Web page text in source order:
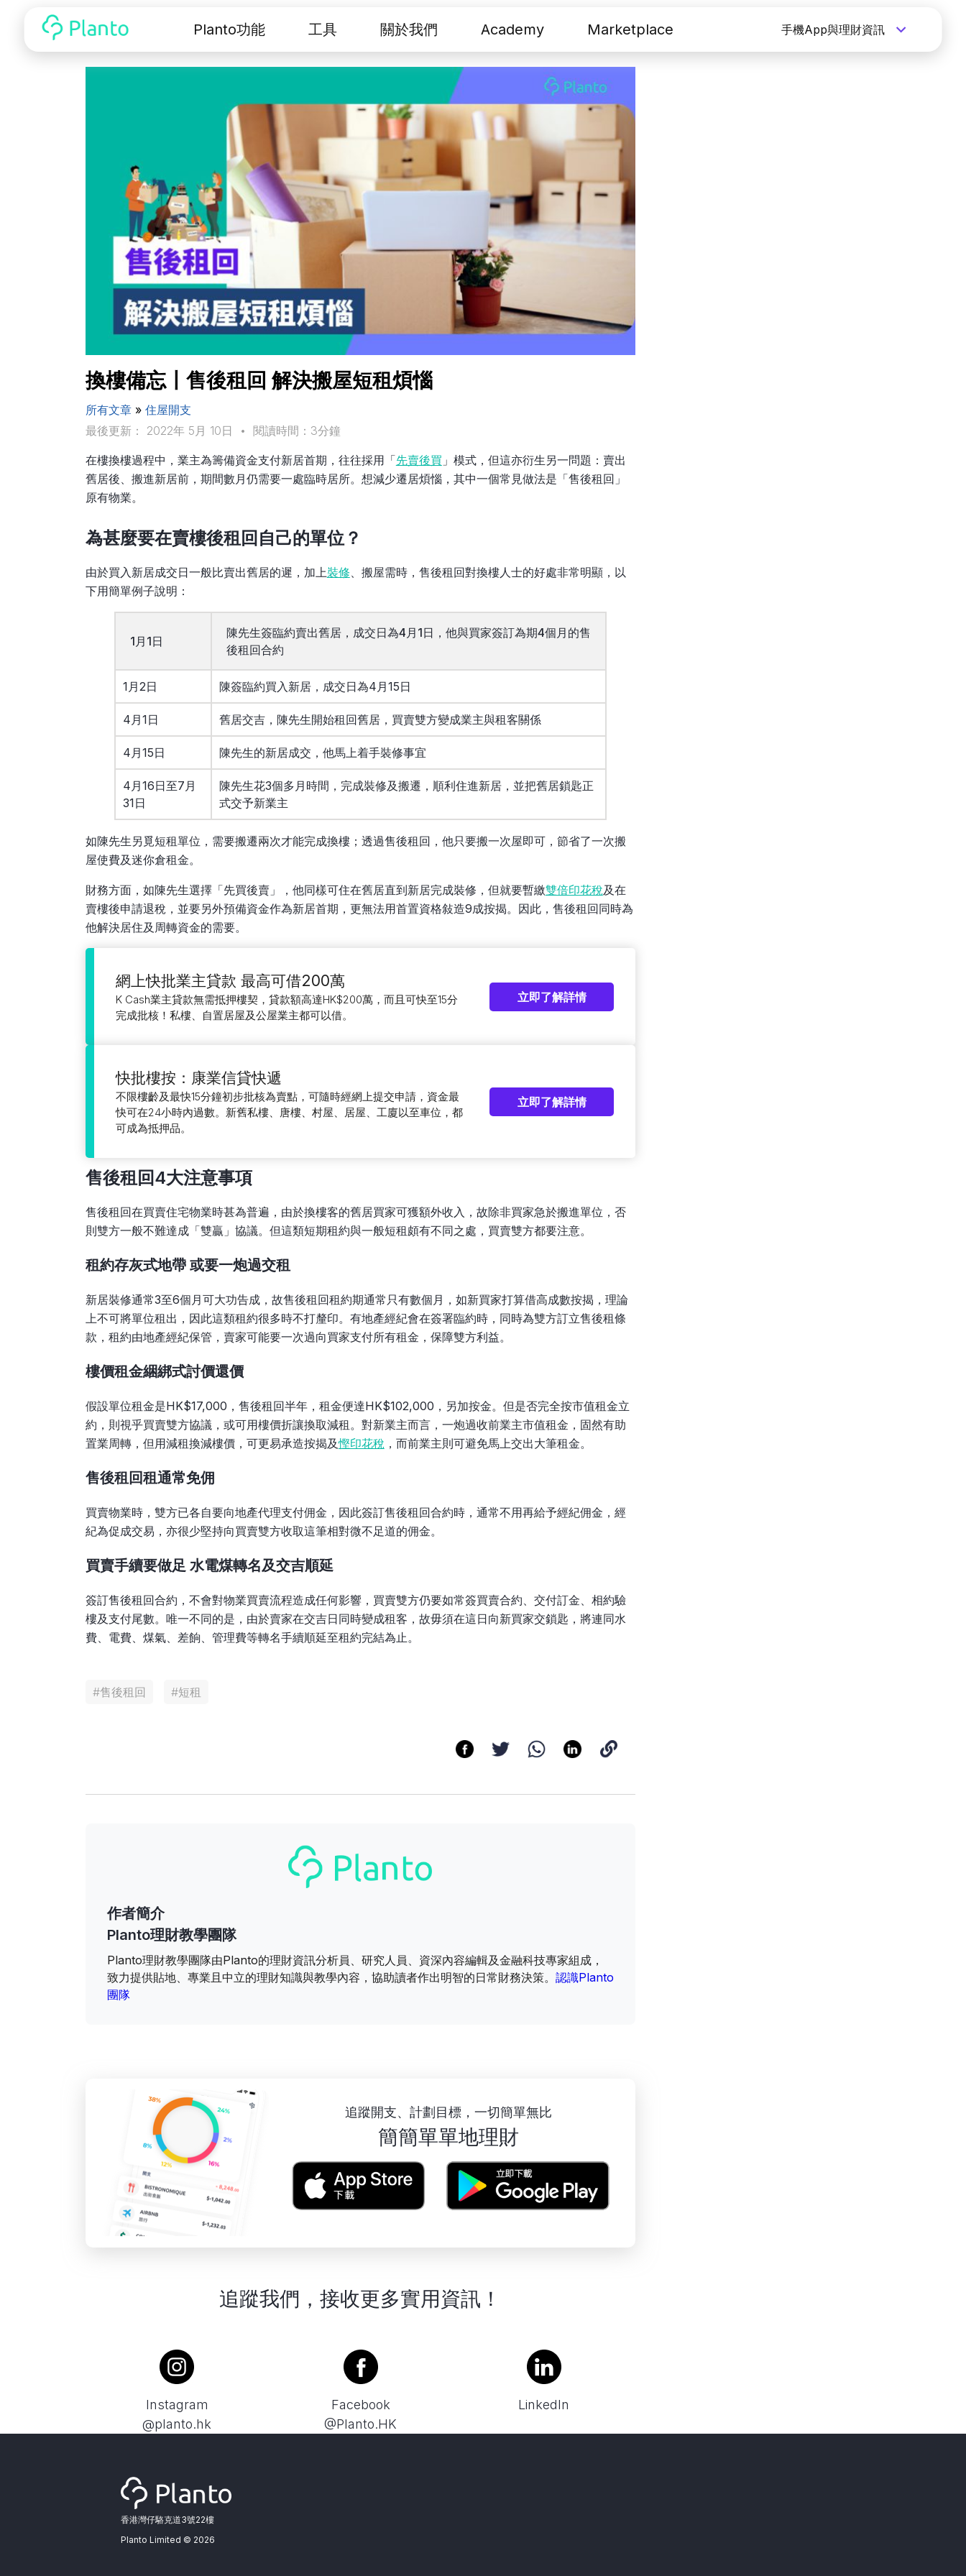
Planto功能 工具 關於我們 Academy Marketplace 手機App與理財資訊
換樓備忘〡售後租回 解決搬屋短租煩惱
所有文章» 住屋開支
最後更新： 2022年 5月 10日
• 閱讀時間：3分鐘
在樓換樓過程中，業主為籌備資金支付新居首期，往往採用「先賣後買 」模式，但這亦衍生另一問題：賣出
舊居後、搬進新居前，期間數月仍需要一處臨時居所。想減少遷居煩惱，其中一個常見做法是「售後租回」
原有物業。
為甚麼要在賣樓後租回自己的單位？
由於買入新居成交日一般比賣出舊居的遲，加上裝修、搬屋需時，售後租回對換樓人士的好處非常明顯，以
下用簡單例子說明：
1月1日
陳先生簽臨約賣出舊居，成交日為4月1日，他與買家簽訂為期4個月的售
後租回合約
1月2日 陳簽臨約買入新居，成交日為4月15日
4月1日 舊居交吉，陳先生開始租回舊居，買賣雙方變成業主與租客關係
4月15日 陳先生的新居成交，他馬上着手裝修事宜
4月16日至7月
31日
陳先生花3個多月時間，完成裝修及搬遷，順利住進新居，並把舊居鎖匙正
式交予新業主
如陳先生另覓短租單位，需要搬遷兩次才能完成換樓；透過售後租回，他只要搬一次屋即可，節省了一次搬
屋使費及迷你倉租金。
財務方面，如陳先生選擇「先買後賣」，他同樣可住在舊居直到新居完成裝修，但就要暫繳雙倍印花稅及在
賣樓後申請退稅，並要另外預備資金作為新居首期，更無法用首置資格敍造9成按揭。因此，售後租回同時為
他解決居住及周轉資金的需要。
網上快批業主貸款 最高可借200萬
K Cash業主貸款無需抵押樓契，貸款額高達HK$200萬，而且可快至15分
完成批核！私樓、自置居屋及公屋業主都可以借。
立即了解詳情
快批樓按：康業信貸快遞
不限樓齡及最快15分鐘初步批核為賣點，可隨時經網上提交申請，資金最
快可在24小時內過數。新舊私樓、唐樓、村屋、居屋、工廈以至車位，都
可成為抵押品。
立即了解詳情
售後租回4大注意事項
售後租回在買賣住宅物業時甚為普遍，由於換樓客的舊居買家可獲額外收入，故除非買家急於搬進單位，否
則雙方一般不難達成「雙贏」協議。但這類短期租約與一般短租頗有不同之處，買賣雙方都要注意。
租約存灰式地帶 或要一炮過交租
新居裝修通常3至6個月可大功告成，故售後租回租約期通常只有數個月，如新買家打算借高成數按揭，理論
上不可將單位租出，因此這類租約很多時不打釐印。有地產經紀會在簽署臨約時，同時為雙方訂立售後租條
款，租約由地產經紀保管，賣家可能要一次過向買家支付所有租金，保障雙方利益。
樓價租金綑綁式討價還價
假設單位租金是HK$17,000，售後租回半年，租金便達HK$102,000，另加按金。但是否完全按市值租金立
約，則視乎買賣雙方協議，或可用樓價折讓換取減租。對新業主而言，一炮過收前業主市值租金，固然有助
置業周轉，但用減租換減樓價，可更易承造按揭及慳印花稅，而前業主則可避免馬上交出大筆租金。
售後租回租通常免佣
買賣物業時，雙方已各自要向地產代理支付佣金，因此簽訂售後租回合約時，通常不用再給予經紀佣金，經
紀為促成交易，亦很少堅持向買賣雙方收取這筆相對微不足道的佣金。
買賣手續要做足 水電煤轉名及交吉順延
簽訂售後租回合約，不會對物業買賣流程造成任何影響，買賣雙方仍要如常簽買賣合約、交付訂金、相約驗
樓及支付尾數。唯一不同的是，由於賣家在交吉日同時變成租客，故毋須在這日向新買家交鎖匙，將連同水
費、電費、煤氣、差餉、管理費等轉名手續順延至租約完結為止。
#售後租回 #短租
作者簡介
Planto理財教學團隊
Planto理財教學團隊由Planto的理財資訊分析員、研究人員、資深內容編輯及金融科技專家組成，
致力提供貼地、專業且中立的理財知識與教學內容，協助讀者作出明智的日常財務決策。 認識Planto
團隊
追蹤開支、計劃目標，一切簡單無比
簡簡單單地理財
追蹤我們，接收更多實用資訊！
Instagram
@planto.hk
Facebook
@Planto.HK
LinkedIn
香港灣仔駱克道3號22樓
Planto Limited © 2026